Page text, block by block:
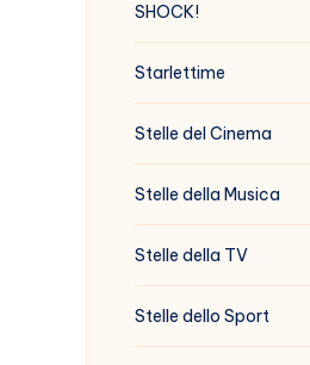
SHOCK!
Starlettime
Stelle del Cinema
Stelle della Musica
Stelle della TV
Stelle dello Sport